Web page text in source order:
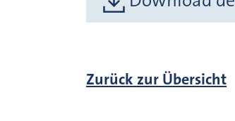
Zurück zur Übersicht